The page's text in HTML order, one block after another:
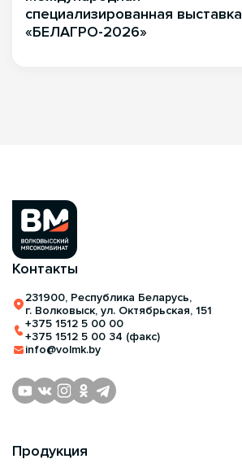
специализированная выставка
«БЕЛАГРО-2026»
Продукция
Контакты
231900, Республика Беларусь,
г. Волковыск, ул. Октябрьская, 151
+375 1512 5 00 00
+375 1512 5 00 34 (факс)
info@volmk.by